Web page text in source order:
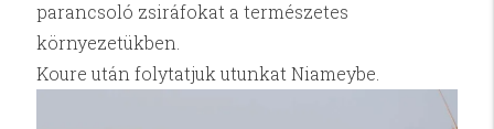
parancsoló zsiráfokat a természetes
környezetükben.
Koure után folytatjuk utunkat Niameybe.